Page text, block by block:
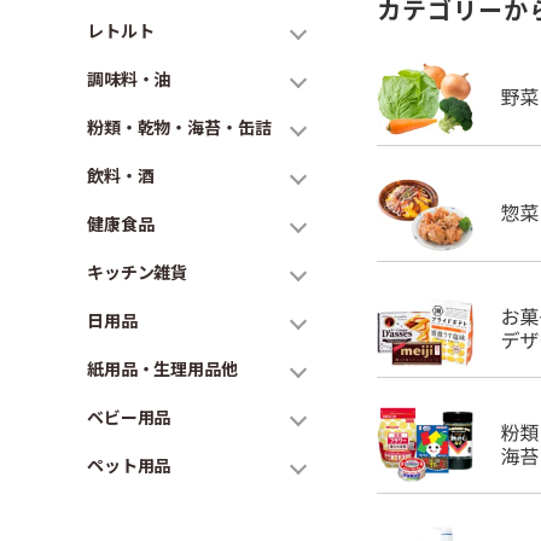
レトルト
調味料・油
粉類・乾物・海苔・缶詰
飲料・酒
健康食品
キッチン雑貨
日用品
紙用品・生理用品他
ベビー用品
ペット用品
カテゴリーか